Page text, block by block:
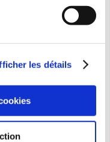
les détails